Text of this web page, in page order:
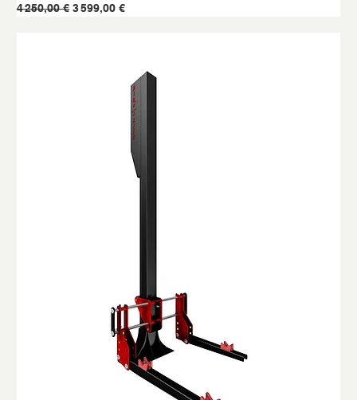
Prix original
4 250,00 € Prix promotionnel
3 599,00 €